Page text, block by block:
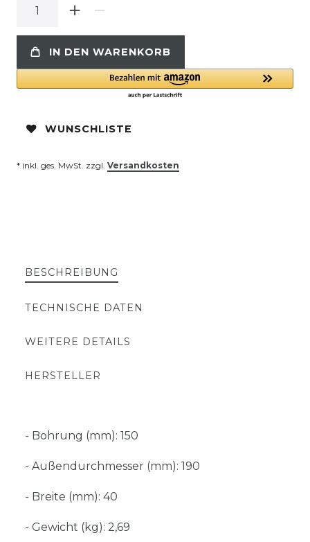
IN DEN WARENKORB
WUNSCHLISTE
* inkl. ges. MwSt. zzgl. Versandkosten
BESCHREIBUNG
TECHNISCHE DATEN
WEITERE DETAILS
HERSTELLER
- Bohrung (mm): 150
- Außendurchmesser (mm): 190
- Breite (mm): 40
- Gewicht (kg): 2,69